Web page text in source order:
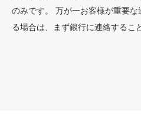
のみです。 万が一お客様が重要
る場合は、まず銀行に連絡するこ